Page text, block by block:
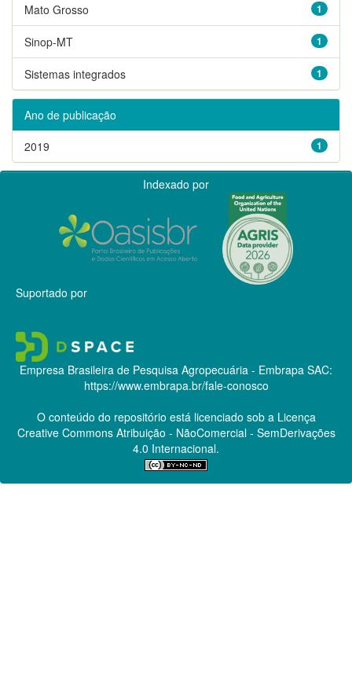
1
Mato Grosso
1
Sinop-MT
1
Sistemas integrados
Ano de publicação
1
2019
Indexado por
Suportado por
Empresa Brasileira de Pesquisa Agropecuária - Embrapa SAC:
https://www.embrapa.br/fale-conosco
O conteúdo do repositório está licenciado sob a Licença
Creative CommonsAtribuição - NãoComercial - SemDerivações
4.0 Internacional.